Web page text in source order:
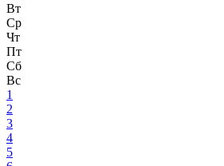
Вт
Ср
Чт
Пт
Сб
Вс
1
2
3
4
5